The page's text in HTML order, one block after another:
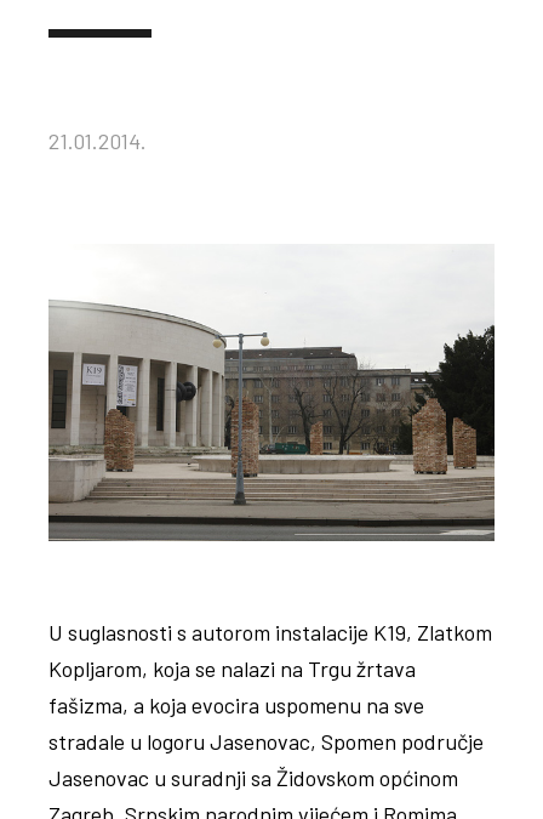
21.01.2014.
U suglasnosti s autorom instalacije K19, Zlatkom
Kopljarom, koja se nalazi na Trgu žrtava
fašizma, a koja evocira uspomenu na sve
stradale u logoru Jasenovac, Spomen područje
Jasenovac u suradnji sa Židovskom općinom